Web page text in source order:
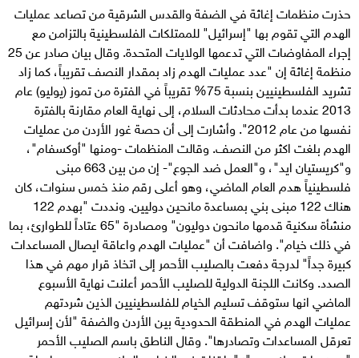
حذرت منظمات إغاثة في الضفة والقدس الشرقية من تصاعد عمليات
الهدم التي تقوم بها "إسرائيل" للممتلكات الفلسطينية بالتزامن مع
إجراء المفاوضات التي تدعمها الولايات المتحدة. وقال بيان صادر عن 25
منظمة إغاثة إن "عدد عمليات الهدم زاد بمقدار النصف تقريباً، كما زاد
تشريد الفلسطينيين بنسبة 75% تقريباً في الفترة من تموز (يوليو) عام
2013 عندما بدأت محادثات السلام، إلى نهاية العام مقارنة بالفترة
نفسها من عام 2012". وأشارت إلى أن حصة غور الأردن من عمليات
الهدم بلغت اكثر من النصف. وقالت المنظمات -ومنها "أوكسفام"،
و"كريستيان ايد"، و"العمل ضد الجوع"- إن من بين 663 مبنى
فلسطينياً هدم العام الماضي، وهو أعلى رقم منذ خمس سنوات، كان
هناك 122 مبنى بني بمساعدة مانحين دوليين. ونددت "بهدم 122
منشأة سكنية قدمها مانحون دوليون" ومصادرة "65 عتاداً للطوارئ، بما
في ذلك خيام". واضافت أن "عمليات الهدم واعاقة ايصال المساعدات
كبيرة جداً" لدرجة دفعت بالصليب الأحمر إلى اتخاذ قرار مهم في هذا
الصدد. وكانت اللجنة الدولية للصليب الأحمر أعلنت نهاية الأسبوع
الماضي انها ستوقف تسليم الخيام للفلسطينيين الذين شردتهم
عمليات الهدم في المنطقة الحدودية بين الأردن والضفة "لأن إسرائيل
تعرقل المساعدات وتصادرها". وقال الناطق باسم الصليب الأحمر